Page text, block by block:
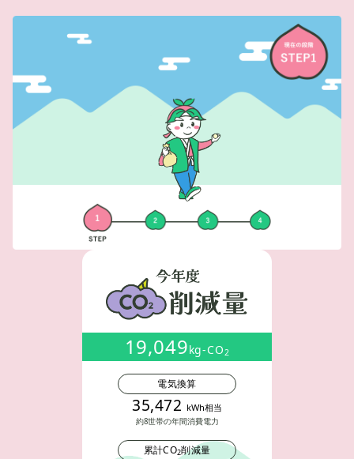
19,049kg-CO2
電気換算
35,472 kWh相当
約8世帯の年間消費電力
累計CO2削減量